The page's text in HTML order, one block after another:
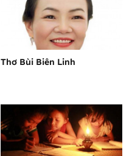
Thơ Bùi Biên Linh